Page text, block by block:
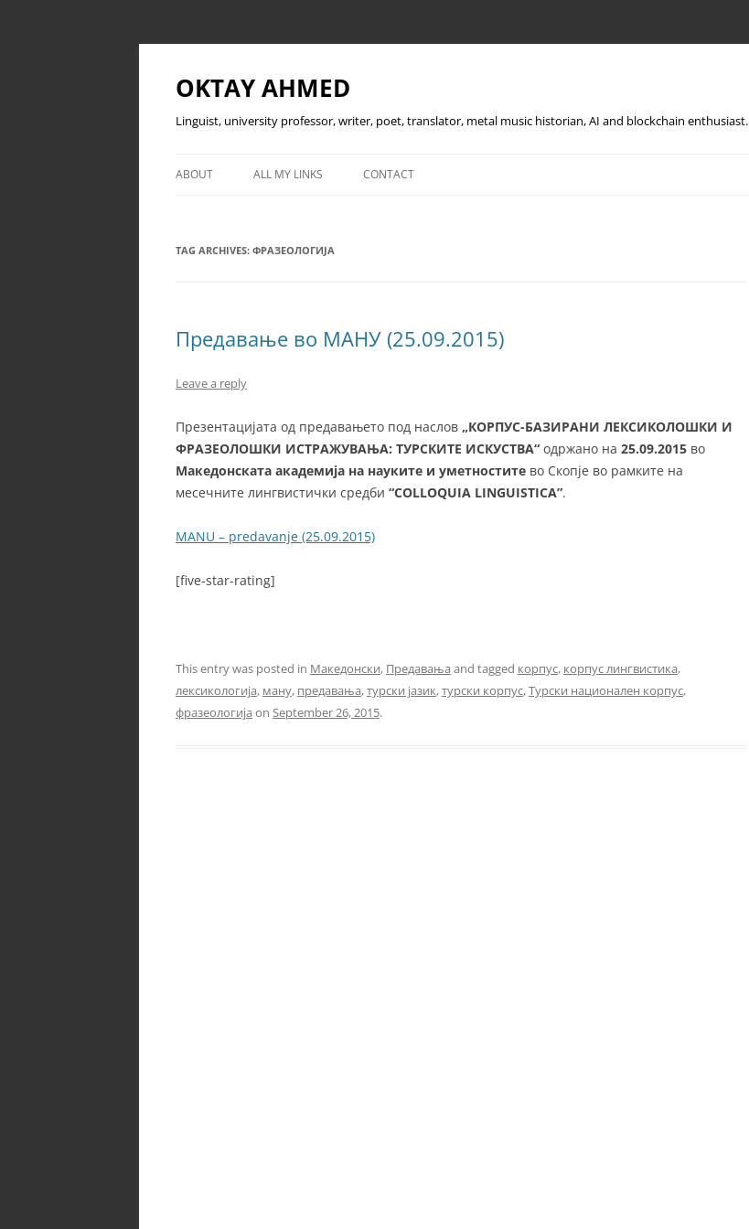
OKTAY AHMED
Linguist, university professor, writer, poet, translator, metal music historian, AI and blockchain enthusiast.
ABOUT ALL MY LINKS CONTACT
TAG ARCHIVES: ФРАЗЕОЛОГИЈА
Предавање во МАНУ (25.09.2015)
Leave a reply
Презентацијата од предавањето под наслов „КОРПУС-БАЗИРАНИ ЛЕКСИКОЛОШКИ И
ФРАЗЕОЛОШКИ ИСТРАЖУВАЊА: ТУРСКИТЕ ИСКУСТВА“ одржано на 25.09.2015 во
Македонската академија на науките и уметностите во Скопје во рамките на
месечните лингвистички средби “COLLOQUIA LINGUISTICA”.
MANU – predavanje (25.09.2015)
[five-star-rating]
This entry was posted in Македонски, Предавања and tagged корпус, корпус лингвистика,
лексикологија, ману, предавања,турски јазик,турски корпус,Турски национален корпус,
фразеологија on September 26, 2015.